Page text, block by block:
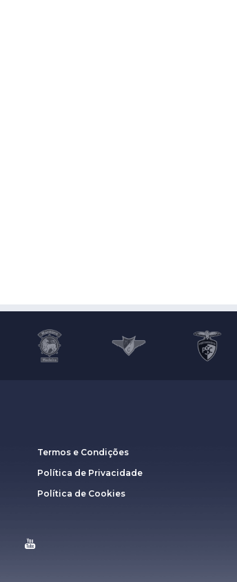
Termos e Condições
Política de Privacidade
Política de Cookies